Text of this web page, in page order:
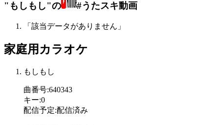
"もしもし"の #うたスキ動画
「該当データがありません」
家庭用カラオケ
もしもし
曲番号:640343
キー:0
配信予定:配信済み